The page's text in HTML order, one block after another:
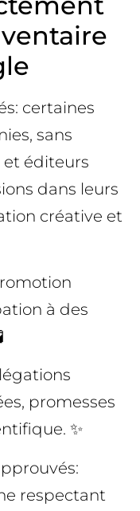
certaines
sans
et éditeurs
dans leurs
créative et
à des
promesses
✨
respectant